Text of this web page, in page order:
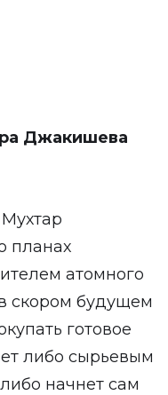
Джакишева
планах
атомного
скором будущем
готовое
либо сырьевым
начнет сам